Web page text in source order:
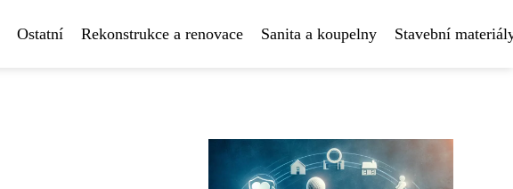
Ostatní Rekonstrukce a renovace Sanita a koupelny Stavební